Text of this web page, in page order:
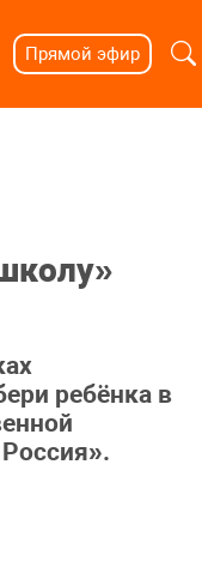
Прямой эфир
ребёнка в